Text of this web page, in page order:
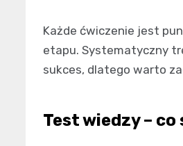
Każde ćwiczenie jest
etapu. Systematyczny
sukces, dlatego warto
Test wiedzy –